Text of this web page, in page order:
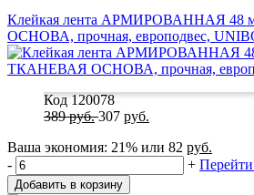
Клейкая лента АРМИРОВАННАЯ 48
ОСНОВА, прочная, европодвес,
Код 120078
389руб. 307 руб.
Ваша экономия: 21% или 82 руб.
-
+
Добавить в корзину